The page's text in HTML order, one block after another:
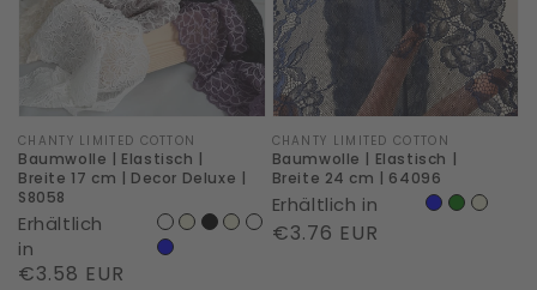
Breite
|
Decor
Deluxe
|
S8058
Marke:
CHANTY LIMITED COTTON
Baumwolle | Elastisch |
Breite 17 cm | Decor Deluxe |
S8058
Erhältlich
in
Normaler
€3.58 EUR
Breite
24
cm
|
64096
Marke:
CHANTY LIMITED COTTON
Baumwolle | Elastisch |
Breite 24 cm | 64096
Erhältlich in
Normaler
€3.76 EUR